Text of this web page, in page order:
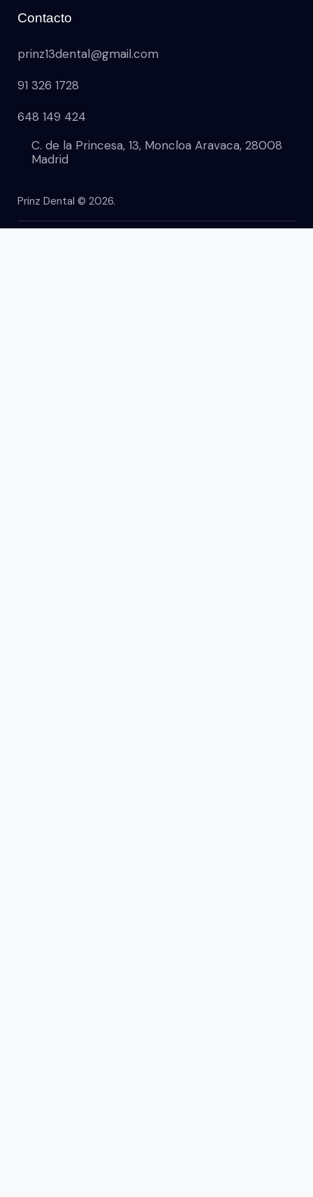
Contacto
prinz13dental@gmail.com
91 326 1728
648 149 424
C. de la Princesa, 13, Moncloa Aravaca, 28008
Madrid
Prinz Dental © 2026.